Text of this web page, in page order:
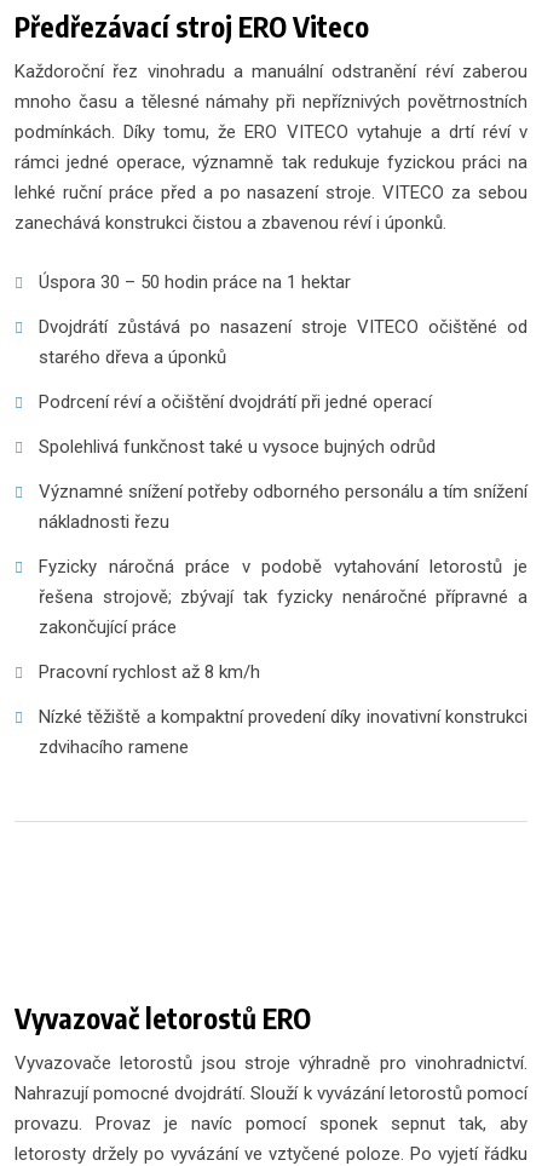
Předřezávací stroj ERO Viteco
Každoroční řez vinohradu a manuální odstranění réví zaberou
mnoho času a tělesné námahy při nepříznivých povětrnostních
podmínkách. Díky tomu, že ERO VITECO vytahuje a drtí réví v
rámci jedné operace, významně tak redukuje fyzickou práci na
lehké ruční práce před a po nasazení stroje. VITECO za sebou
zanechává konstrukci čistou a zbavenou réví i úponků.
Úspora 30 – 50 hodin práce na 1 hektar
Dvojdrátí zůstává po nasazení stroje VITECO očištěné od
starého dřeva a úponků
Podrcení réví a očištění dvojdrátí při jedné operací
Spolehlivá funkčnost také u vysoce bujných odrůd
Významné snížení potřeby odborného personálu a tím snížení
nákladnosti řezu
Fyzicky náročná práce v podobě vytahování letorostů je
řešena strojově; zbývají tak fyzicky nenáročné přípravné a
zakončující práce
Pracovní rychlost až 8 km/h
Nízké těžiště a kompaktní provedení díky inovativní konstrukci
zdvihacího ramene
Vyvazovač letorostů ERO
Vyvazovače letorostů jsou stroje výhradně pro vinohradnictví.
Nahrazují pomocné dvojdrátí. Slouží k vyvázání letorostů pomocí
provazu. Provaz je navíc pomocí sponek sepnut tak, aby
letorosty držely po vyvázání ve vztyčené poloze. Po vyjetí řádku